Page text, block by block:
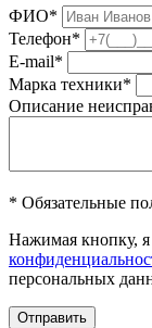
ФИО*
Телефон*
E-mail*
Марка техники*
Описание
* Обязательные
Нажимая кнопку,
персональных
Отправить